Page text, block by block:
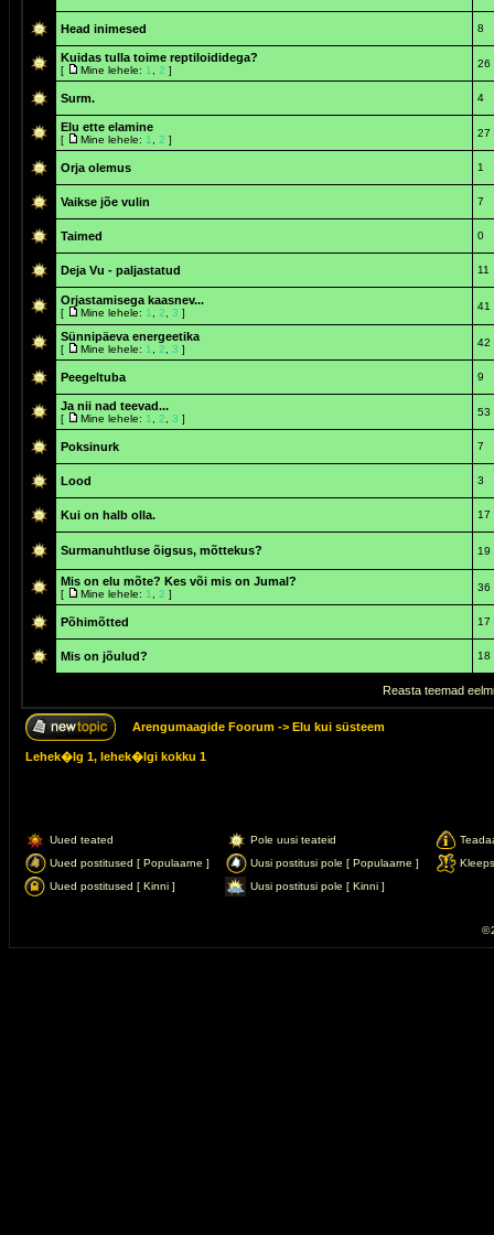
Head inimesed 8
Kuidas tulla toime reptiloididega?
[ Mine lehele: 1 2 ]
26
Surm. 4
Elu ette elamine
[ Mine lehele: 1 2 ]
27
Orja olemus 1
Vaikse jõe vulin 7
Taimed 0
Deja Vu - paljastatud 11
Orjastamisega kaasnev...
[ Mine lehele: 1 2 3 ]
41
Sünnipäeva energeetika
[ Mine lehele: 1 2 3 ]
42
Peegeltuba 9
Ja nii nad teevad...
[ Mine lehele: 1 2 3 ]
53
Poksinurk 7
Lood 3
Kui on halb olla. 17
Surmanuhtluse õigsus, mõttekus? 19
Mis on elu mõte? Kes või mis on Jumal?
[ Mine lehele: 1 2 ]
36
Põhimõtted 17
Mis on jõulud? 18
Reasta teemad
Arengumaagide Foorum -> Elu kui süsteem
Lehek�lg 1, lehek�lgi kokku 1
Uued teated Pole uusi teateid
Uued postitused [ Populaarne ]
Uusi postitusi pole [ Populaarne ]
Kleeps
Uued postitused [ Kinni ]
Uusi postitusi pole [ Kinni ]
©